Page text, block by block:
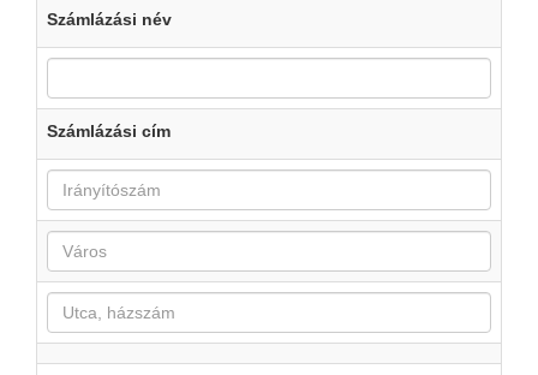
Számlázási név
Számlázási cím